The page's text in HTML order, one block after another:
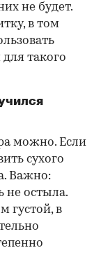
не будет.
в том
такого
можно. Если
сухого
Важно:
не остыла.
густой, в